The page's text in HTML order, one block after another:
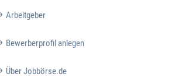
Arbeitgeber
Bewerberprofil anlegen
Über Jobbörse.de